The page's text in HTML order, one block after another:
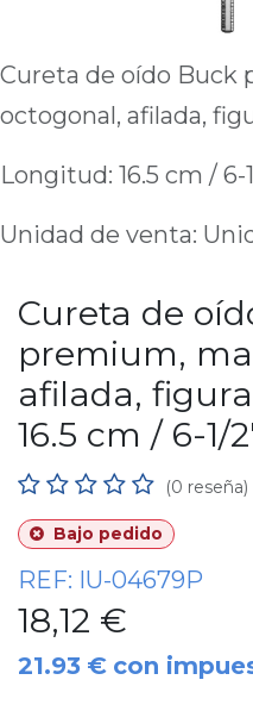
Cureta de oído Buck
octogonal, afilada,
Longitud: 16.5 cm / 6-
Unidad de venta:
Cureta de
premium,
afilada,
16.5 cm / 6-1/
(0 reseña)
Bajo pedido
REF: IU-04679P
18,12 €
21.93 € con